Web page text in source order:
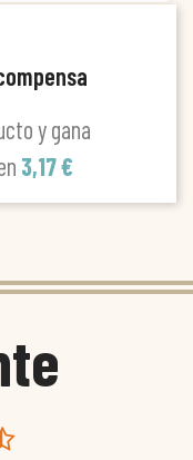
y gana
3,17 €